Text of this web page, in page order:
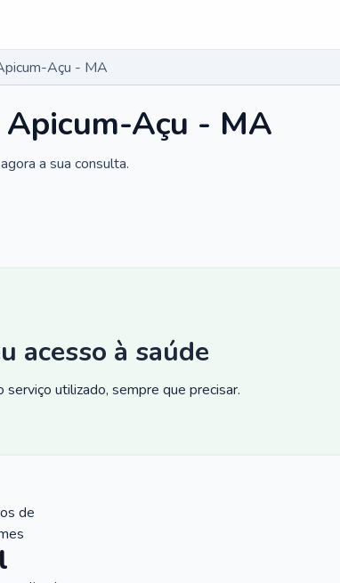
Açu - MA
Açu - MA
a sua consulta.
acesso à saúde
utilizado, sempre que precisar.
de